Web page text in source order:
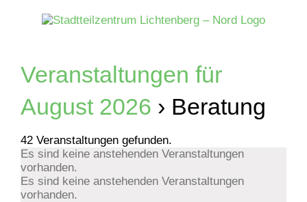
Veranstaltungen für
August 2026 › Beratung
42 Veranstaltungen gefunden.
Es sind keine anstehenden Veranstaltungen
vorhanden.
Es sind keine anstehenden Veranstaltungen
vorhanden.